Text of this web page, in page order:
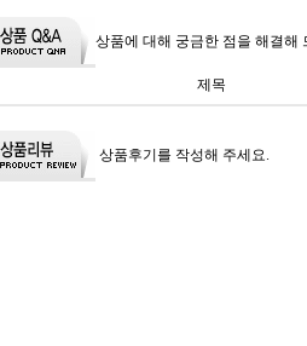
상품에 대해 궁금한 점을 해결해
제목
상품후기를 작성해 주세요.